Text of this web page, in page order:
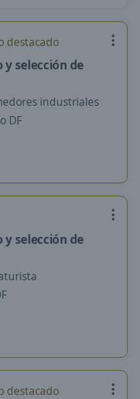
destacado
selección de
industriales
DF
selección de
destacado